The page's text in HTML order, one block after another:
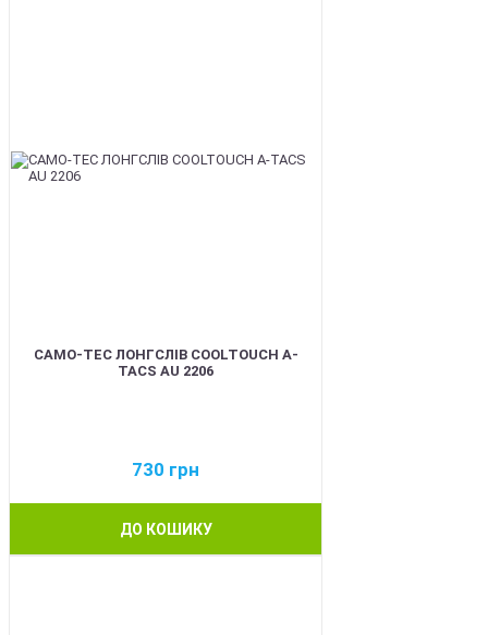
CAMO-TEC ЛОНГСЛІВ COOLTOUCH A-
TACS AU 2206
730 грн
ДО КОШИКУ